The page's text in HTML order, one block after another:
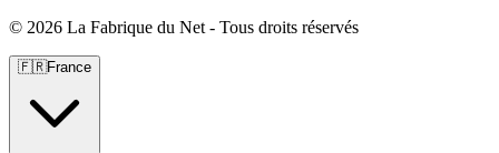
© 2026 La Fabrique du Net - Tous droits réservés
🇫🇷France